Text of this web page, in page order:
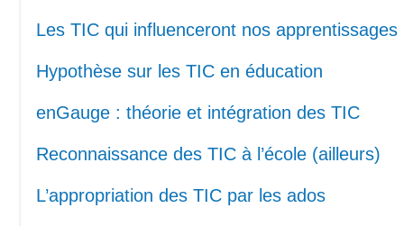
Les TIC qui influenceront nos apprentissages
Hypothèse sur les TIC en éducation
enGauge : théorie et intégration des TIC
Reconnaissance des TIC à l’école (ailleurs)
L’appropriation des TIC par les ados